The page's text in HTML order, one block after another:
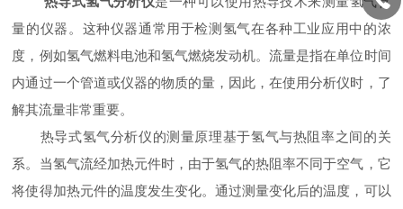
量的仪器。这种仪器通常用于检测氢气在各种工业应用中的浓
度，例如氢气燃料电池和氢气燃烧发动机。流量是指在单位时间
内通过一个管道或仪器的物质的量，因此，在使用分析仪时，了
解其流量非常重要。
热导式氢气分析仪的测量原理基于氢气与热阻率之间的关
系。当氢气流经加热元件时，由于氢气的热阻率不同于空气，它
将使得加热元件的温度发生变化。通过测量变化后的温度，可以